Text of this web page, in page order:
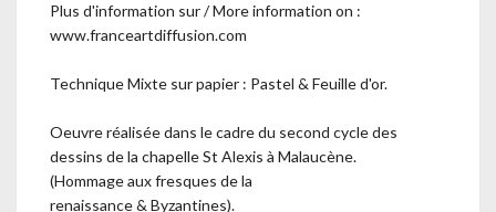
Plus d'information sur / More information on :
www.franceartdiffusion.com
Technique Mixte sur papier : Pastel & Feuille d'or.
Oeuvre réalisée dans le cadre du second cycle des
dessins de la chapelle St Alexis à Malaucène.
(Hommage aux fresques de la
renaissance & Byzantines).